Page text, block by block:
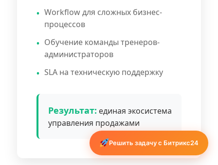
Workflow для сложных бизнес-
процессов
Обучение команды тренеров-
администраторов
SLA на техническую поддержку
Результат: единая экосистема
управления продажами
Решить задачу с Битрикс24